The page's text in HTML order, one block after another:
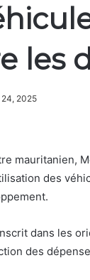
les
24, 2025
mauritanien,
des
dans les
des